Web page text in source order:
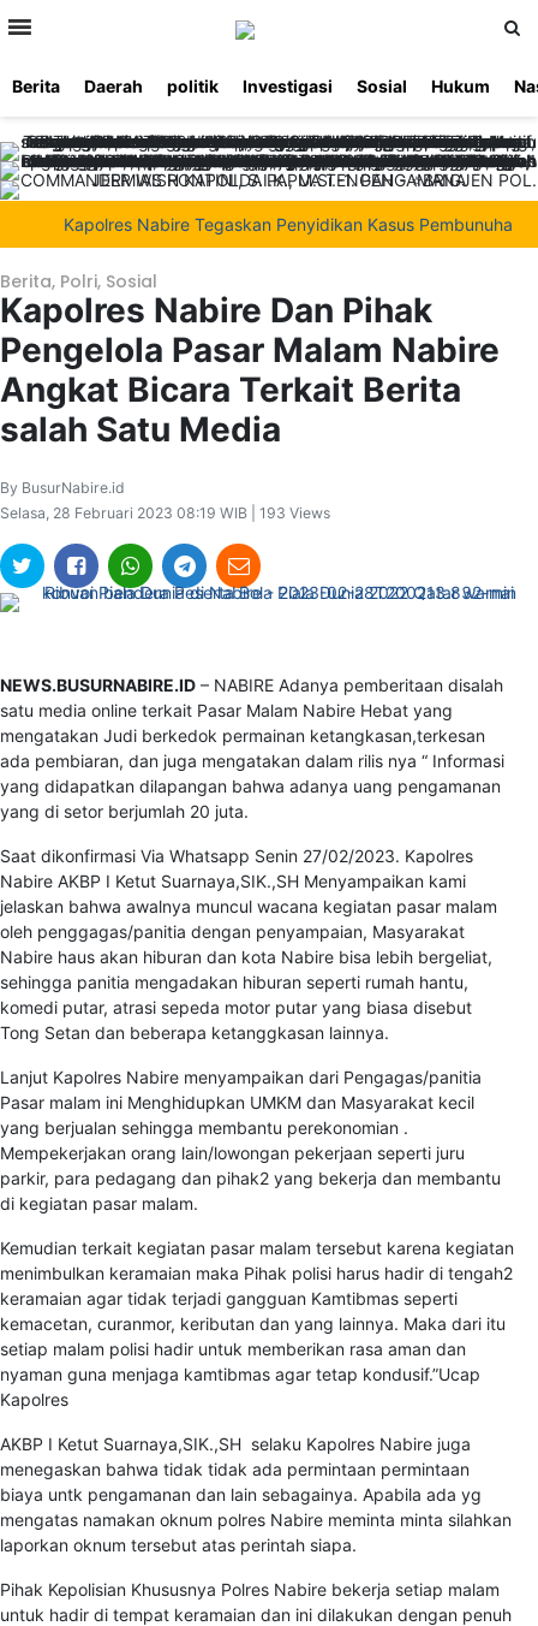
Layanan
Kami
Berita Daerah politik Investigasi Sosial Hukum
Kapolres Nabire Tegaskan Penyidikan Kasus Pembunuhan
Berita, Polri, Sosial
Kapolres Nabire Dan Pihak
Pengelola Pasar Malam Nabire
Angkat Bicara Terkait Berita
salah Satu Media
By BusurNabire.id
Selasa, 28 Februari 2023 08:19 WIB | 193 Views
NEWS.BUSURNABIRE.ID – NABIRE Adanya pemberitaan disalah
satu media online terkait Pasar Malam Nabire Hebat yang
mengatakan Judi berkedok permainan ketangkasan,terkesan
ada pembiaran, dan juga mengatakan dalam rilis nya “ Informasi
yang didapatkan dilapangan bahwa adanya uang pengamanan
yang di setor berjumlah 20 juta.
Saat dikonfirmasi Via Whatsapp Senin 27/02/2023. Kapolres
Nabire AKBP I Ketut Suarnaya,SIK.,SH Menyampaikan kami
jelaskan bahwa awalnya muncul wacana kegiatan pasar malam
oleh penggagas/panitia dengan penyampaian, Masyarakat
Nabire haus akan hiburan dan kota Nabire bisa lebih bergeliat,
sehingga panitia mengadakan hiburan seperti rumah hantu,
komedi putar, atrasi sepeda motor putar yang biasa disebut
Tong Setan dan beberapa ketanggkasan lainnya.
Lanjut Kapolres Nabire menyampaikan dari Pengagas/panitia
Pasar malam ini Menghidupkan UMKM dan Masyarakat kecil
yang berjualan sehingga membantu perekonomian .
Mempekerjakan orang lain/lowongan pekerjaan seperti juru
parkir, para pedagang dan pihak2 yang bekerja dan membantu
di kegiatan pasar malam.
Kemudian terkait kegiatan pasar malam tersebut karena kegiatan
menimbulkan keramaian maka Pihak polisi harus hadir di tengah2
keramaian agar tidak terjadi gangguan Kamtibmas seperti
kemacetan, curanmor, keributan dan yang lainnya. Maka dari itu
setiap malam polisi hadir untuk memberikan rasa aman dan
nyaman guna menjaga kamtibmas agar tetap kondusif.”Ucap
Kapolres
AKBP I Ketut Suarnaya,SIK.,SH selaku Kapolres Nabire juga
menegaskan bahwa tidak tidak ada permintaan permintaan
biaya untk pengamanan dan lain sebagainya. Apabila ada yg
mengatas namakan oknum polres Nabire meminta minta silahkan
laporkan oknum tersebut atas perintah siapa.
Pihak Kepolisian Khususnya Polres Nabire bekerja setiap malam
untuk hadir di tempat keramaian dan ini dilakukan dengan penuh